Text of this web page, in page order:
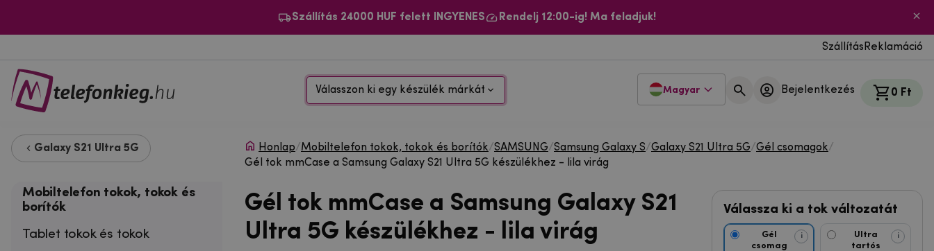
Szállítás 24000 HUF felett INGYENES Rendelj 12:00-ig! Ma feladjuk!
Szállítás Reklamáció
Válasszon ki egy készülék márkát Magyar Bejelentkezés 0 Ft
Galaxy S21 Ultra 5G
Mobiltelefon tokok, tokok és
borítók
Tablet tokok és tokok
Honlap/Mobiltelefon tokok, tokok és borítók/SAMSUNG/Samsung Galaxy S/Galaxy S21 Ultra 5G/Gél csomagok/
Gél tok mmCase a Samsung Galaxy S21 Ultra 5G készülékhez - lila virág
Gél tok mmCase a Samsung Galaxy S21
Ultra 5G készülékhez - lila virág
Válassza ki a tok változatát
Gél
csomag
i
Ultra
tartós
i